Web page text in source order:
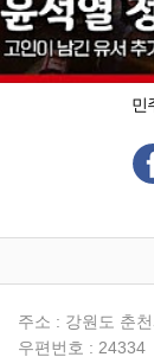
민
주소 : 강원도 춘
우편번호 : 24334